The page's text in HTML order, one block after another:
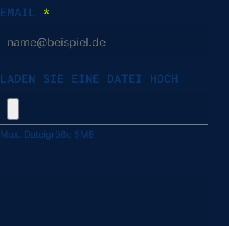
EMAIL *
LADEN SIE EINE DATEI HOCH
Max. Dateigröße 5MB